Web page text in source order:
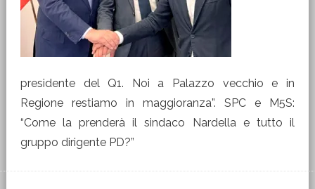
presidente del Q1. Noi a Palazzo vecchio e in
Regione restiamo in maggioranza”. SPC e M5S:
“Come la prenderà il sindaco Nardella e tutto il
gruppo dirigente PD?”